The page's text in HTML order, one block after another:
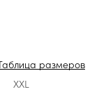
размеров
XXL